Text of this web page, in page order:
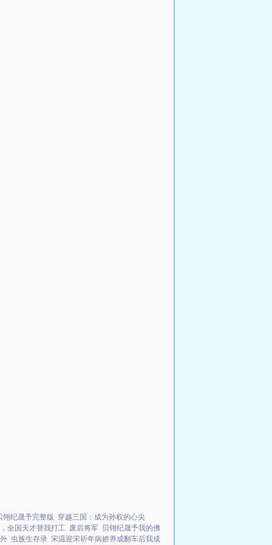
翎纪晟予完整版 穿越三国：成为孙权的心尖
全国天才替我打工 废后将军 贝翎纪晟予我的佛
虫族生存录 宋温迎宋祈年病娇养成翻车后我成